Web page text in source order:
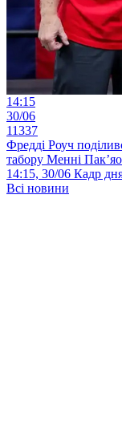
14:15
30/06
11337
Фредді Роуч
табору Менні Пак’яо
14:15, 30/06 Кадр
Всі новини